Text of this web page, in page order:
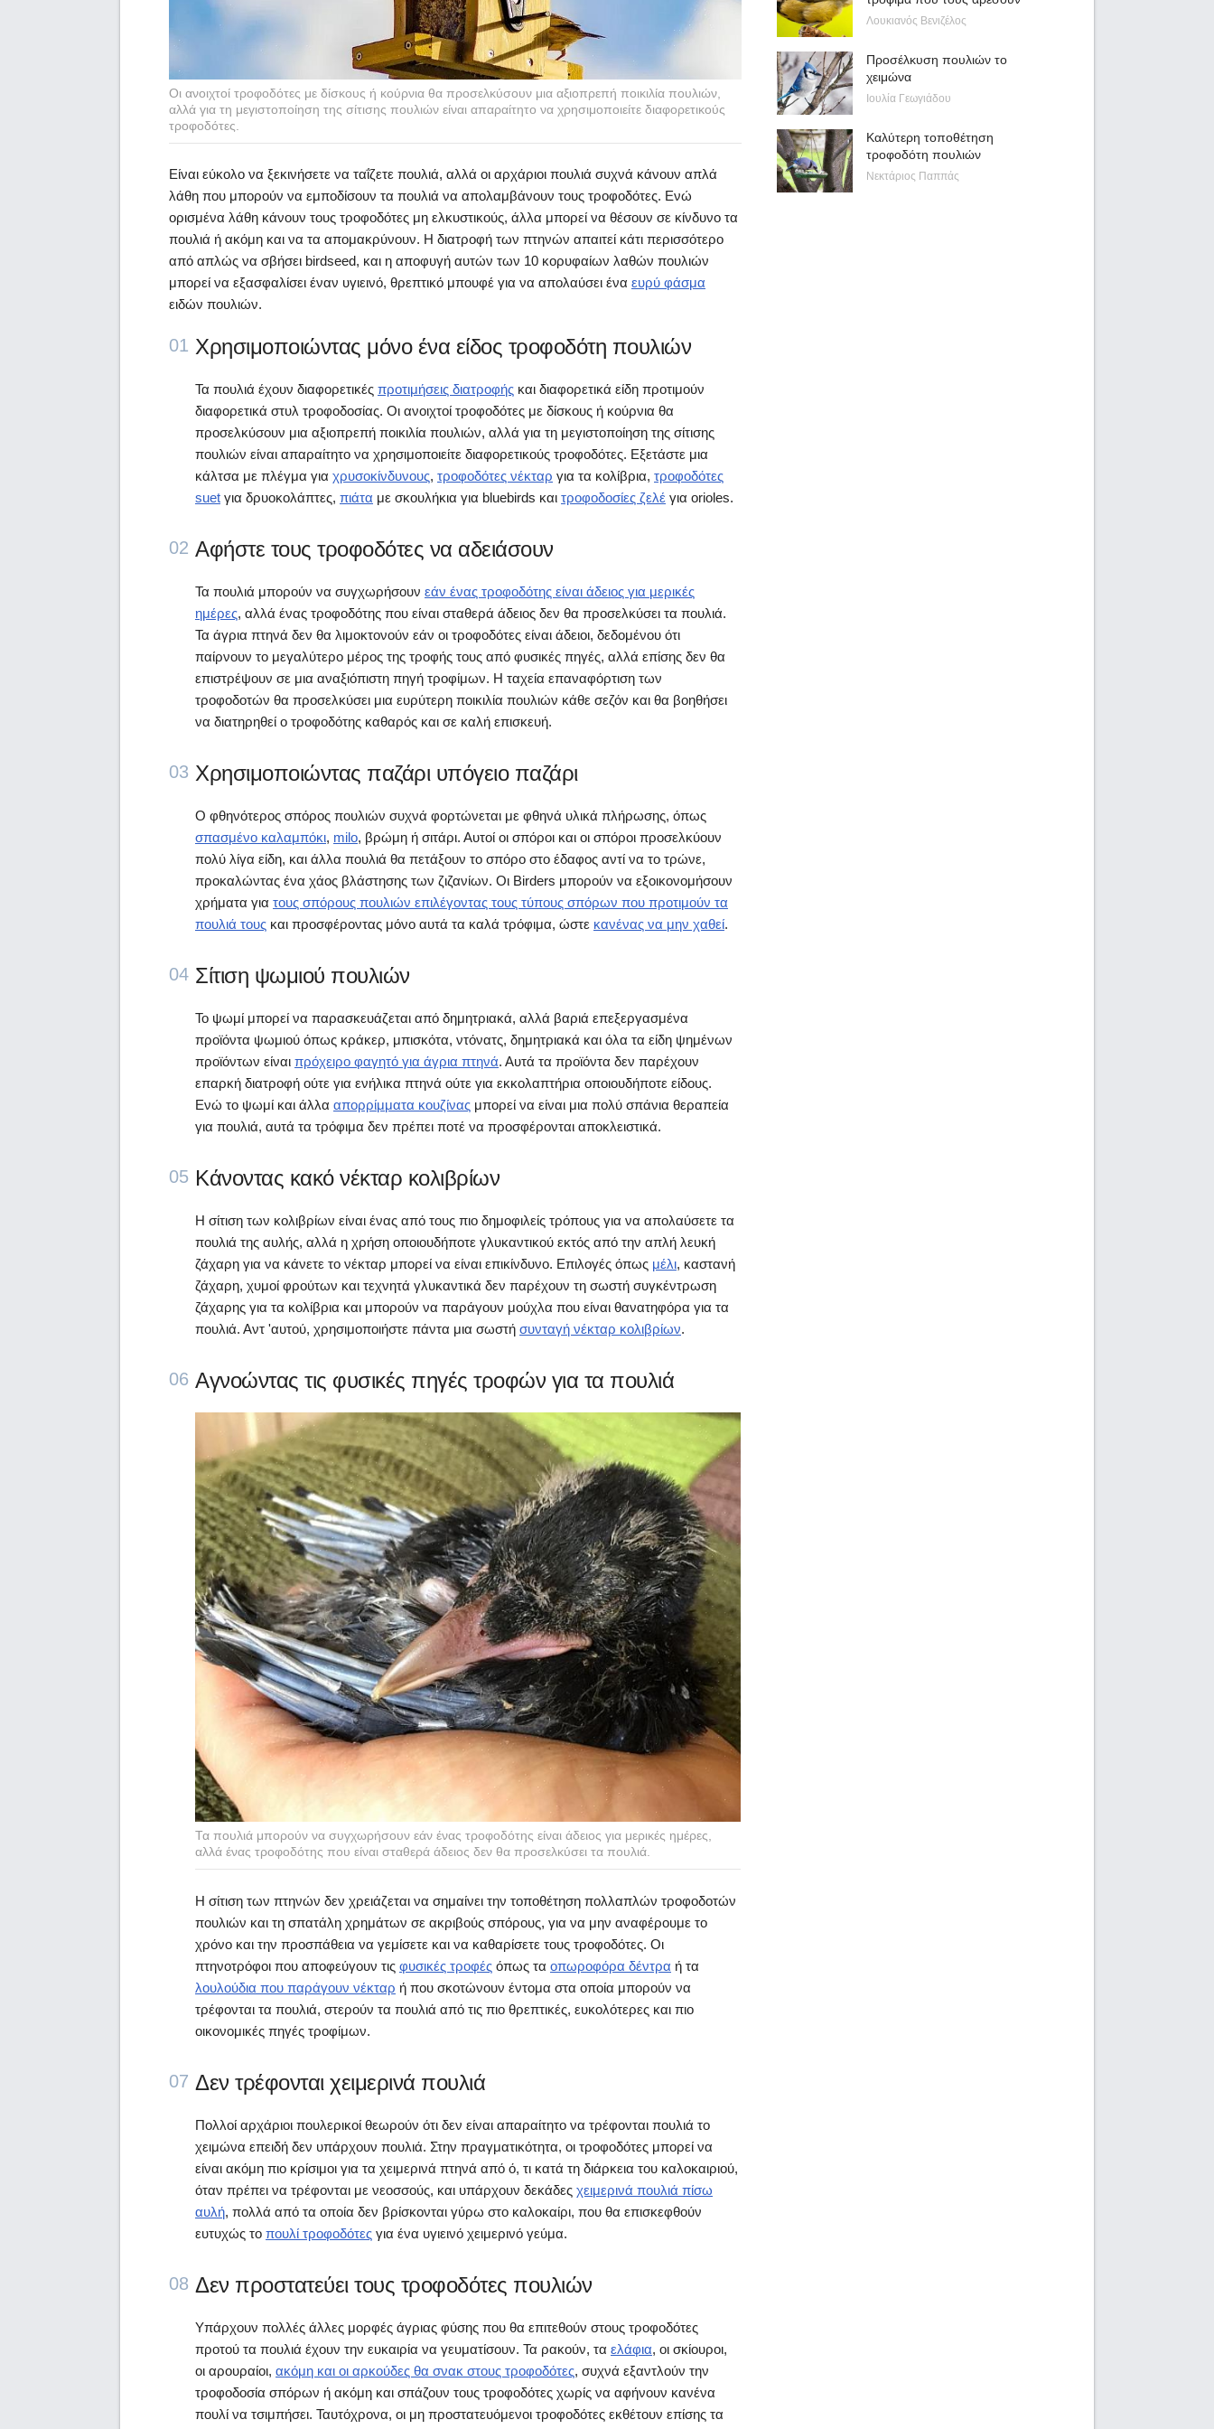
Οι ανοιχτοί τροφοδότες με δίσκους ή κούρνια θα προσελκύσουν μια αξιοπρεπή ποικιλία πουλιών,
αλλά για τη μεγιστοποίηση της σίτισης πουλιών είναι απαραίτητο να χρησιμοποιείτε διαφορετικούς
τροφοδότες.
Είναι εύκολο να ξεκινήσετε να ταΐζετε πουλιά, αλλά οι αρχάριοι πουλιά συχνά κάνουν απλά
λάθη που μπορούν να εμποδίσουν τα πουλιά να απολαμβάνουν τους τροφοδότες. Ενώ
ορισμένα λάθη κάνουν τους τροφοδότες μη ελκυστικούς, άλλα μπορεί να θέσουν σε κίνδυνο τα
πουλιά ή ακόμη και να τα απομακρύνουν. Η διατροφή των πτηνών απαιτεί κάτι περισσότερο
από απλώς να σβήσει birdseed, και η αποφυγή αυτών των 10 κορυφαίων λαθών πουλιών
μπορεί να εξασφαλίσει έναν υγιεινό, θρεπτικό μπουφέ για να απολαύσει ένα ευρύ φάσμα
ειδών πουλιών.
01 Χρησιμοποιώντας μόνο ένα είδος τροφοδότη πουλιών
Τα πουλιά έχουν διαφορετικές προτιμήσεις διατροφής και διαφορετικά είδη προτιμούν
διαφορετικά στυλ τροφοδοσίας. Οι ανοιχτοί τροφοδότες με δίσκους ή κούρνια θα
προσελκύσουν μια αξιοπρεπή ποικιλία πουλιών, αλλά για τη μεγιστοποίηση της σίτισης
πουλιών είναι απαραίτητο να χρησιμοποιείτε διαφορετικούς τροφοδότες. Εξετάστε μια
κάλτσα με πλέγμα για χρυσοκίνδυνους, τροφοδότες νέκταρ για τα κολίβρια, τροφοδότες
suet για δρυοκολάπτες, πιάτα με σκουλήκια για bluebirds και τροφοδοσίες ζελέ για orioles.
02 Αφήστε τους τροφοδότες να αδειάσουν
Τα πουλιά μπορούν να συγχωρήσουν εάν ένας τροφοδότης είναι άδειος για μερικές
ημέρες, αλλά ένας τροφοδότης που είναι σταθερά άδειος δεν θα προσελκύσει τα πουλιά.
Τα άγρια πτηνά δεν θα λιμοκτονούν εάν οι τροφοδότες είναι άδειοι, δεδομένου ότι
παίρνουν το μεγαλύτερο μέρος της τροφής τους από φυσικές πηγές, αλλά επίσης δεν θα
επιστρέψουν σε μια αναξιόπιστη πηγή τροφίμων. Η ταχεία επαναφόρτιση των
τροφοδοτών θα προσελκύσει μια ευρύτερη ποικιλία πουλιών κάθε σεζόν και θα βοηθήσει
να διατηρηθεί ο τροφοδότης καθαρός και σε καλή επισκευή.
03 Χρησιμοποιώντας παζάρι υπόγειο παζάρι
Ο φθηνότερος σπόρος πουλιών συχνά φορτώνεται με φθηνά υλικά πλήρωσης, όπως
σπασμένο καλαμπόκι, milo, βρώμη ή σιτάρι. Αυτοί οι σπόροι και οι σπόροι προσελκύουν
πολύ λίγα είδη, και άλλα πουλιά θα πετάξουν το σπόρο στο έδαφος αντί να το τρώνε,
προκαλώντας ένα χάος βλάστησης των ζιζανίων. Οι Birders μπορούν να εξοικονομήσουν
χρήματα για τους σπόρους πουλιών επιλέγοντας τους τύπους σπόρων που προτιμούν τα
πουλιά τους και προσφέροντας μόνο αυτά τα καλά τρόφιμα, ώστε κανένας να μην χαθεί.
04 Σίτιση ψωμιού πουλιών
Το ψωμί μπορεί να παρασκευάζεται από δημητριακά, αλλά βαριά επεξεργασμένα
προϊόντα ψωμιού όπως κράκερ, μπισκότα, ντόνατς, δημητριακά και όλα τα είδη ψημένων
προϊόντων είναι πρόχειρο φαγητό για άγρια πτηνά. Αυτά τα προϊόντα δεν παρέχουν
επαρκή διατροφή ούτε για ενήλικα πτηνά ούτε για εκκολαπτήρια οποιουδήποτε είδους.
Ενώ το ψωμί και άλλα απορρίμματα κουζίνας μπορεί να είναι μια πολύ σπάνια θεραπεία
για πουλιά, αυτά τα τρόφιμα δεν πρέπει ποτέ να προσφέρονται αποκλειστικά.
05 Κάνοντας κακό νέκταρ κολιβρίων
Η σίτιση των κολιβρίων είναι ένας από τους πιο δημοφιλείς τρόπους για να απολαύσετε τα
πουλιά της αυλής, αλλά η χρήση οποιουδήποτε γλυκαντικού εκτός από την απλή λευκή
ζάχαρη για να κάνετε το νέκταρ μπορεί να είναι επικίνδυνο. Επιλογές όπως μέλι, καστανή
ζάχαρη, χυμοί φρούτων και τεχνητά γλυκαντικά δεν παρέχουν τη σωστή συγκέντρωση
ζάχαρης για τα κολίβρια και μπορούν να παράγουν μούχλα που είναι θανατηφόρα για τα
πουλιά. Αντ 'αυτού, χρησιμοποιήστε πάντα μια σωστή συνταγή νέκταρ κολιβρίων.
06 Αγνοώντας τις φυσικές πηγές τροφών για τα πουλιά
Τα πουλιά μπορούν να συγχωρήσουν εάν ένας τροφοδότης είναι άδειος για μερικές ημέρες,
αλλά ένας τροφοδότης που είναι σταθερά άδειος δεν θα προσελκύσει τα πουλιά.
Η σίτιση των πτηνών δεν χρειάζεται να σημαίνει την τοποθέτηση πολλαπλών τροφοδοτών
πουλιών και τη σπατάλη χρημάτων σε ακριβούς σπόρους, για να μην αναφέρουμε το
χρόνο και την προσπάθεια να γεμίσετε και να καθαρίσετε τους τροφοδότες. Οι
πτηνοτρόφοι που αποφεύγουν τις φυσικές τροφές όπως τα οπωροφόρα δέντρα ή τα
λουλούδια που παράγουν νέκταρ ή που σκοτώνουν έντομα στα οποία μπορούν να
τρέφονται τα πουλιά, στερούν τα πουλιά από τις πιο θρεπτικές, ευκολότερες και πιο
οικονομικές πηγές τροφίμων.
07 Δεν τρέφονται χειμερινά πουλιά
Πολλοί αρχάριοι πουλερικοί θεωρούν ότι δεν είναι απαραίτητο να τρέφονται πουλιά το
χειμώνα επειδή δεν υπάρχουν πουλιά. Στην πραγματικότητα, οι τροφοδότες μπορεί να
είναι ακόμη πιο κρίσιμοι για τα χειμερινά πτηνά από ό, τι κατά τη διάρκεια του καλοκαιριού,
όταν πρέπει να τρέφονται με νεοσσούς, και υπάρχουν δεκάδες χειμερινά πουλιά πίσω
αυλή, πολλά από τα οποία δεν βρίσκονται γύρω στο καλοκαίρι, που θα επισκεφθούν
ευτυχώς το πουλί τροφοδότες για ένα υγιεινό χειμερινό γεύμα.
08 Δεν προστατεύει τους τροφοδότες πουλιών
Υπάρχουν πολλές άλλες μορφές άγριας φύσης που θα επιτεθούν στους τροφοδότες
προτού τα πουλιά έχουν την ευκαιρία να γευματίσουν. Τα ρακούν, τα ελάφια, οι σκίουροι,
οι αρουραίοι, ακόμη και οι αρκούδες θα σνακ στους τροφοδότες, συχνά εξαντλούν την
τροφοδοσία σπόρων ή ακόμη και σπάζουν τους τροφοδότες χωρίς να αφήνουν κανένα
πουλί να τσιμπήσει. Ταυτόχρονα, οι μη προστατευόμενοι τροφοδότες εκθέτουν επίσης τα
Λουκιανός Βενιζέλος
Προσέλκυση πουλιών το
χειμώνα
Ιουλία Γεωγιάδου
Καλύτερη τοποθέτηση
τροφοδότη πουλιών
Νεκτάριος Παππάς